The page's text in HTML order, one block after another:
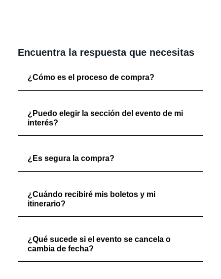
Encuentra la respuesta que necesitas
¿Cómo es el proceso de compra?
¿Puedo elegir la sección del evento de mi
interés?
¿Es segura la compra?
¿Cuándo recibiré mis boletos y mi
itinerario?
¿Qué sucede si el evento se cancela o
cambia de fecha?